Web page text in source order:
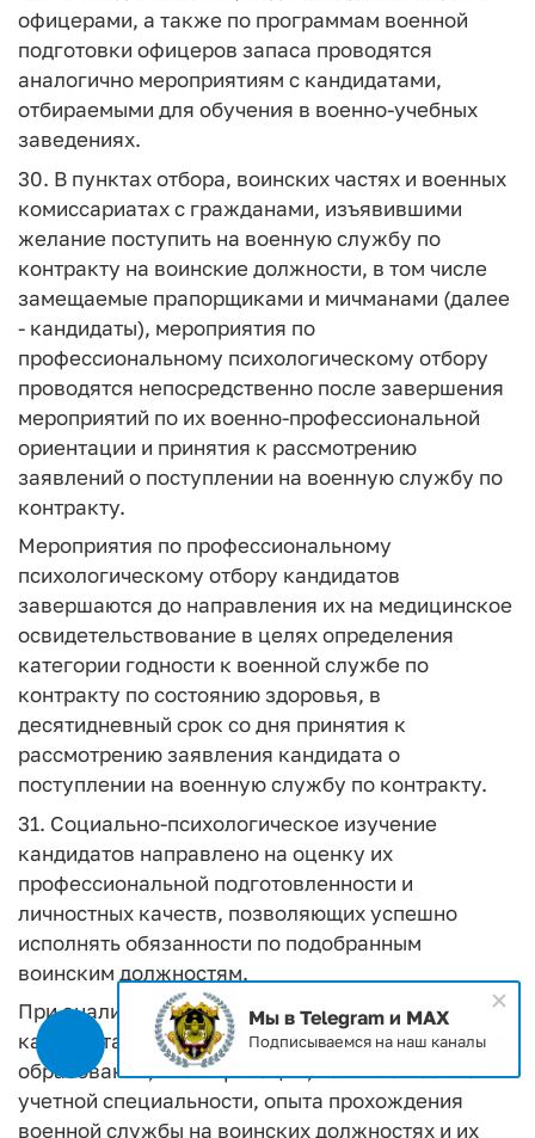
офицерами, а также по программам военной
подготовки офицеров запаса проводятся
аналогично мероприятиям с кандидатами,
отбираемыми для обучения в военно-учебных
заведениях.
30. В пунктах отбора, воинских частях и военных
комиссариатах с гражданами, изъявившими
желание поступить на военную службу по
контракту на воинские должности, в том числе
замещаемые прапорщиками и мичманами (далее
- кандидаты), мероприятия по
профессиональному психологическому отбору
проводятся непосредственно после завершения
мероприятий по их военно-профессиональной
ориентации и принятия к рассмотрению
заявлений о поступлении на военную службу по
контракту.
Мероприятия по профессиональному
психологическому отбору кандидатов
завершаются до направления их на медицинское
освидетельствование в целях определения
категории годности к военной службе по
контракту по состоянию здоровья, в
десятидневный срок со дня принятия к
рассмотрению заявления кандидата о
поступлении на военную службу по контракту.
31. Социально-психологическое изучение
кандидатов направлено на оценку их
профессиональной подготовленности и
личностных качеств, позволяющих успешно
исполнять обязанности по подобранным
воинским должностям.
При анализе документов, представленных
кандидатами, устанавливаются уровень
образования, квалификация, наличие военно-
учетной специальности, опыта прохождения
военной службы на воинских должностях и их
Мы в Telegram и MAX
Подписываемся на наш каналы